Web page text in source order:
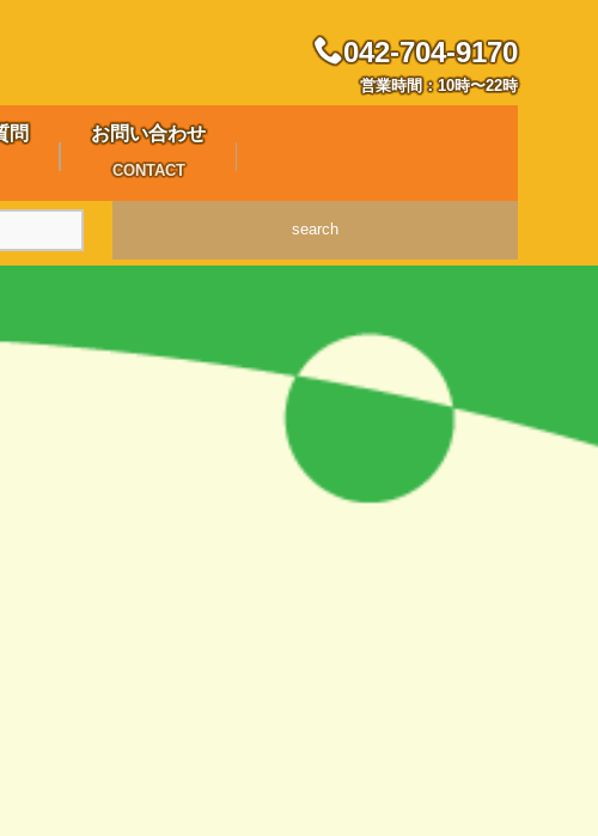
042-704-9170
営業時間：10時〜22時
問 お問い合わせ
CONTACT
search